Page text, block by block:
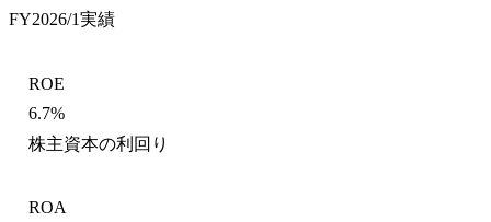
FY2026/1実績
ROE
6.7%
株主資本の利回り
ROA